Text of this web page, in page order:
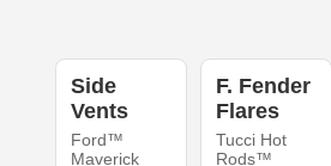
Side
Vents
Ford™
Maverick
F. Fender
Flares
Tucci Hot
Rods™